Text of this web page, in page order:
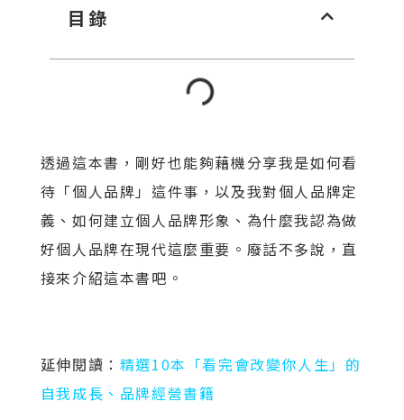
目錄
透過這本書，剛好也能夠藉機分享我是如何看
待「個人品牌」這件事，以及我對個人品牌定
義、如何建立個人品牌形象、為什麼我認為做
好個人品牌在現代這麼重要。廢話不多說，直
接來介紹這本書吧。
延伸閱讀： 精選10本「看完會改變你人生」的
自我成長、品牌經營書籍